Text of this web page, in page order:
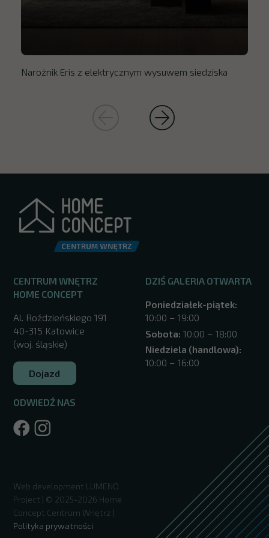
Narożnik Eris z elektrycznym wysuwem siedziska
CENTRUM WNĘTRZ
HOME CONCEPT
Al. Roździeńskiego 191
40-315 Katowice
(woj. śląskie)
Dojazd
ODWIEDŹ NAS
DZIŚ GALERIA OTWARTA
Poniedziałek-piątek:
10:00 – 19:00
Sobota: 10:00 – 18:00
Niedziela (handlowa):
10:00 – 16:00
Web development LUMENO
Project | © 2025-2026 Home
Concept Centrum Wnętrz |
Polityka prywatności